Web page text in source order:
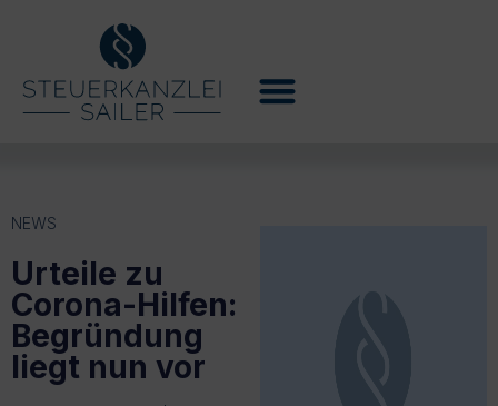
NEWS
Urteile zu
Corona-Hilfen:
Begründung
liegt nun vor